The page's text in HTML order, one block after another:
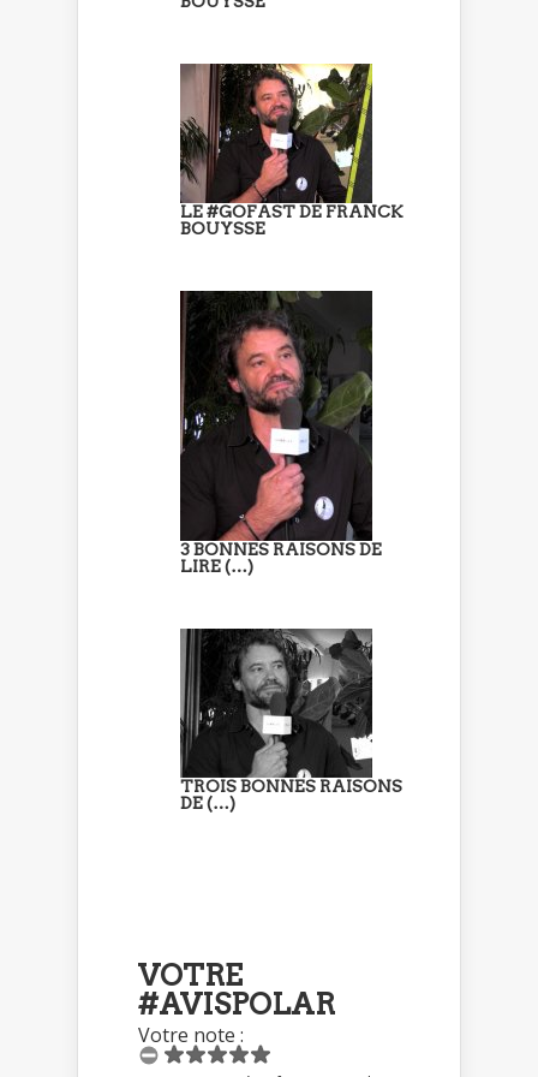
LE #GOFAST DE FRANCK
BOUYSSE
3 BONNES RAISONS DE
LIRE (…)
TROIS BONNES RAISONS
DE (…)
VOTRE
#AVISPOLAR
Votre note :